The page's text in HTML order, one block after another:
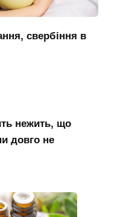
свербіння в
нежить, що
довго не